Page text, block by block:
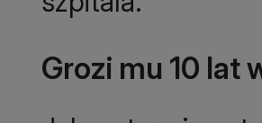
Grozi mu 10 lat